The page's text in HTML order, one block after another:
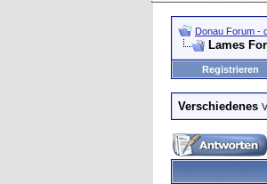
Donau Forum -
Lames
Registrieren
Verschiedenes